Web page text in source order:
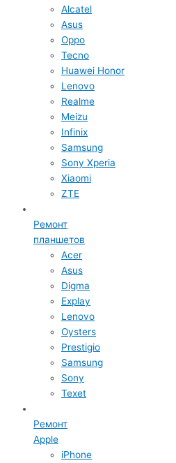
Alcatel
Asus
Oppo
Tecno
Huawei Honor
Lenovo
Realme
Meizu
Infinix
Samsung
Sony Xperia
Xiaomi
ZTE
Ремонт
планшетов
Acer
Asus
Digma
Explay
Lenovo
Oysters
Prestigio
Samsung
Sony
Texet
Ремонт
Apple
iPhone